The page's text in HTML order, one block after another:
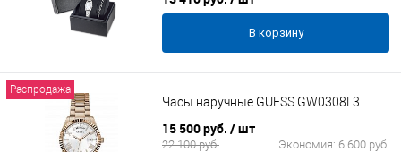
В корзину
Распродажа
Часы наручные GUESS GW0308L3
15 500 руб. / шт
22 100 руб. Экономия: 6 600 руб.